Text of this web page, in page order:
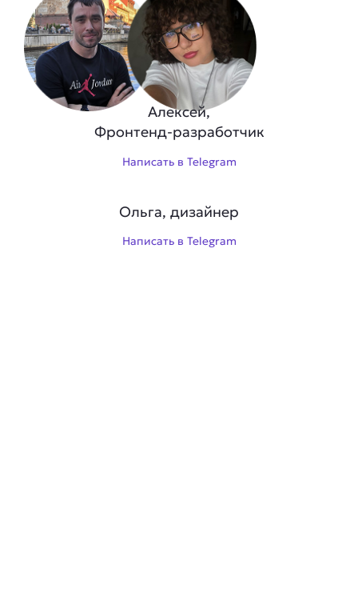
Алексей,
Фронтенд-разработчик
Написать в Telegram
Ольга, дизайнер
Написать в Telegram